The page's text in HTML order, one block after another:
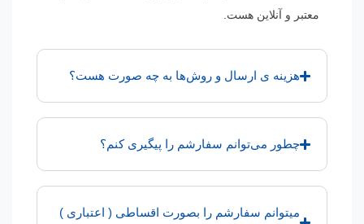
معتبر و آنلاین هست.
هزینه ی ارسال و روش‌ها به چه صورت هست؟
چطور می‌توانم سفارشم را پیگیری کنم؟
میتوانم سفارشم را بصورت اقساطی ( اعتباری )